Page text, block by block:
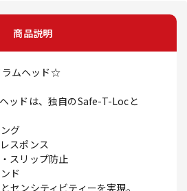
商品説明
ムヘッド☆
ッドは、独自のSafe-T-Locと
グ
スポンス
スリップ防止
ド
センシティビティーを実現。